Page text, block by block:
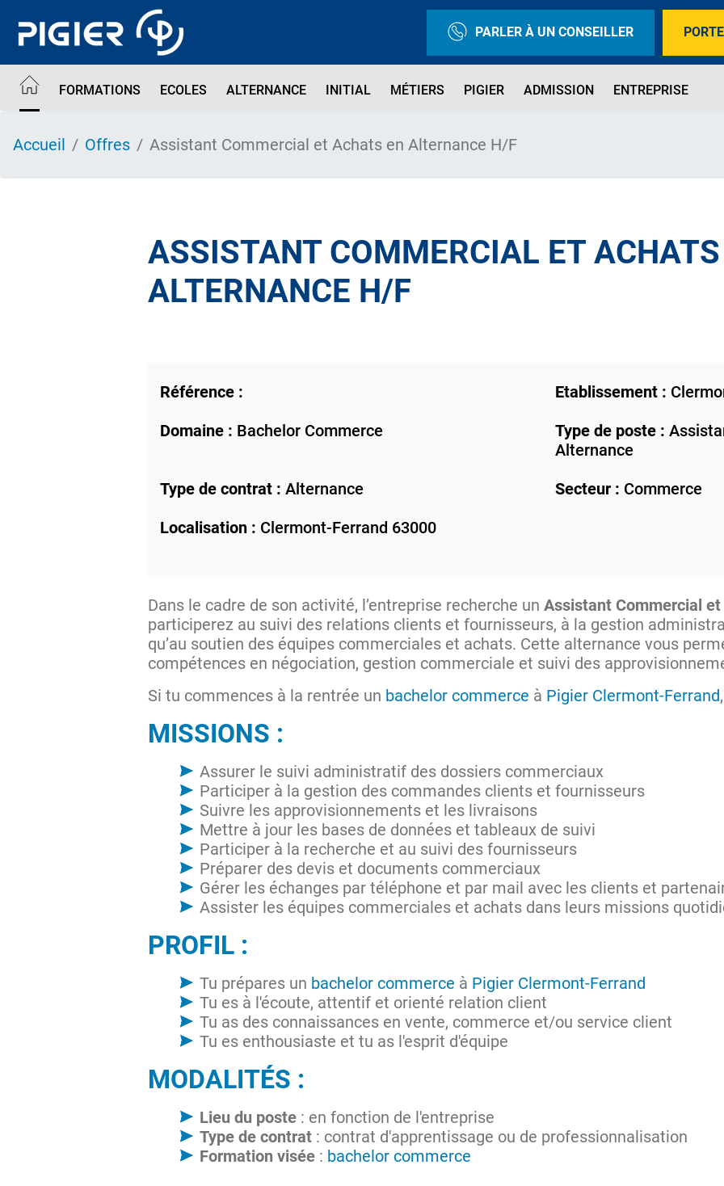
contenu
PARLER À UN CONSEILLER
FORMATIONS ECOLES ALTERNANCE INITIAL MÉTIERS PIGIER ADMISSION ENTREPRISE
Accueil Offres Assistant Commercial et Achats en Alternance H/F
ASSISTANT COMMERCIAL ET
ALTERNANCE H/F
Référence : Etablissement :
Domaine : Bachelor Commerce Type de poste :
Alternance
Type de contrat : Alternance Secteur : Commerce
Localisation : Clermont-Ferrand 63000
Dans le cadre de son activité, l’entreprise recherche un Assistant Commercial
participerez au suivi des relations clients et fournisseurs, à la gestion
qu’au soutien des équipes commerciales et achats. Cette alternance vous
compétences en négociation, gestion commerciale et suivi des
Si tu commences à la rentrée un bachelor commerce à Pigier Clermont-Ferrand
MISSIONS :
Assurer le suivi administratif des dossiers commerciaux
Participer à la gestion des commandes clients et fournisseurs
Suivre les approvisionnements et les livraisons
Mettre à jour les bases de données et tableaux de suivi
Participer à la recherche et au suivi des fournisseurs
Préparer des devis et documents commerciaux
Gérer les échanges par téléphone et par mail avec les clients et
Assister les équipes commerciales et achats dans leurs missions
PROFIL :
Tu prépares un bachelor commerce à Pigier Clermont-Ferrand
Tu es à l'écoute, attentif et orienté relation client
Tu as des connaissances en vente, commerce et/ou service client
Tu es enthousiaste et tu as l'esprit d'équipe
MODALITÉS :
Lieu du poste : en fonction de l'entreprise
Type de contrat : contrat d'apprentissage ou de professionnalisation
Formation visée : bachelor commerce